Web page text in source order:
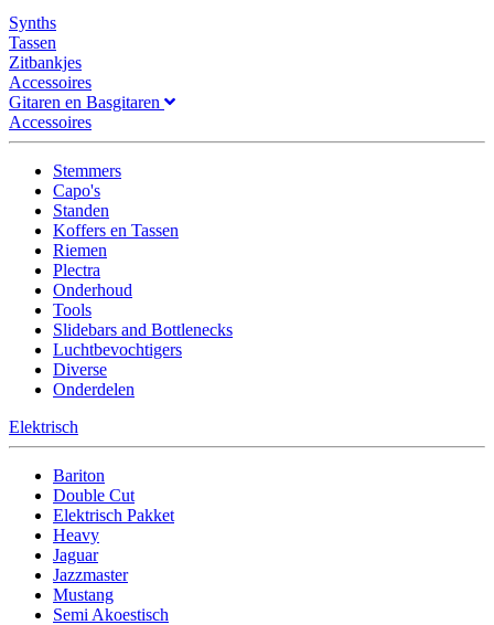
Synths
Tassen
Zitbankjes
Accessoires
Gitaren en Basgitaren
Accessoires
Stemmers
Capo's
Standen
Koffers en Tassen
Riemen
Plectra
Onderhoud
Tools
Slidebars and Bottlenecks
Luchtbevochtigers
Diverse
Onderdelen
Elektrisch
Bariton
Double Cut
Elektrisch Pakket
Heavy
Jaguar
Jazzmaster
Mustang
Semi Akoestisch